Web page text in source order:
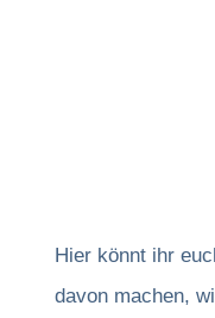
Hier könnt ihr
davon machen,